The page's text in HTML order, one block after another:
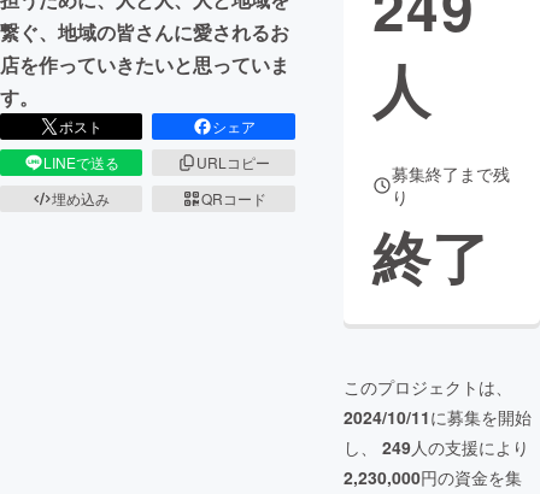
繋ぐ、地域の皆さんに愛されるお
店を作っていきたいと思っていま
す。
ポスト
シェア
LINEで送る
URLコピー
埋め込み
QRコード
人
募集終了まで残
り
終了
このプロジェクトは、
2024/10/11に募集を開始
し、 249人の支援により
2,230,000円の資金を集